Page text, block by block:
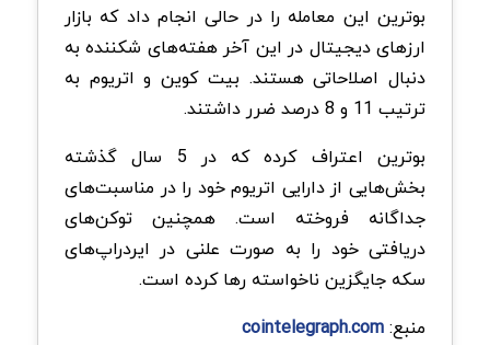
بوترین این معامله را در حالی انجام داد که بازار
ارزهای دیجیتال در این آخر هفته‌های شکننده به
دنبال اصلاحاتی هستند. بیت کوین و اتریوم به
ترتیب 11 و 8 درصد ضرر داشتند.
بوترین اعتراف کرده که در 5 سال گذشته
بخش‌هایی از دارایی اتریوم خود را در مناسبت‌های
جداگانه فروخته است. همچنین توکن‌های
دریافتی خود را به صورت علنی در ایردراپ‌های
سکه جایگزین ناخواسته رها کرده است.
منبع:cointelegraph.com